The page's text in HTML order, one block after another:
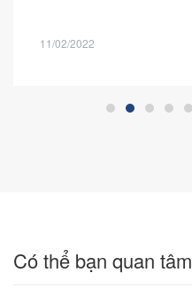
11/02/2022
Có thể bạn quan tâm